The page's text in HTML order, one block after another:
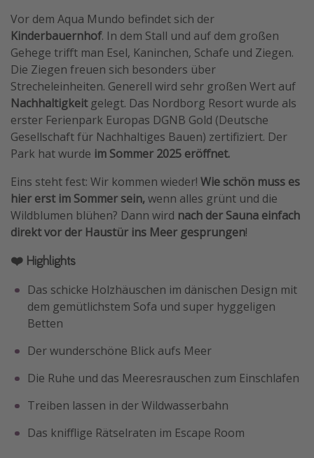
Vor dem Aqua Mundo befindet sich der
Kinderbauernhof. In dem Stall und auf dem großen
Gehege trifft man Esel, Kaninchen, Schafe und Ziegen.
Die Ziegen freuen sich besonders über
Strecheleinheiten. Generell wird sehr großen Wert auf
Nachhaltigkeitgelegt. Das Nordborg Resort wurde als
erster Ferienpark Europas DGNB Gold (Deutsche
Gesellschaft für Nachhaltiges Bauen) zertifiziert. Der
Park hat wurde im Sommer 2025 eröffnet.
Eins steht fest: Wir kommen wieder! Wie schön muss es
hier erst im Sommer sein, wenn alles grünt und die
Wildblumen blühen? Dann wird nach der Sauna einfach
direkt vor der Haustür ins Meer gesprungen!
❤️ Highlights
Das schicke Holzhäuschen im dänischen Design mit
dem gemütlichstem Sofa und super hyggeligen
Betten
Der wunderschöne Blick aufs Meer
Die Ruhe und das Meeresrauschen zum Einschlafen
Treiben lassen in der Wildwasserbahn
Das knifflige Rätselraten im Escape Room